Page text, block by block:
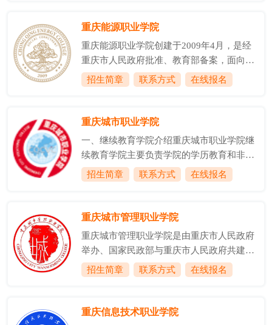
国内知名艺术赛事上斩获殊荣。时任文化部
部长孙家正...
养了一大批实用技能型人才，是重庆市第一
中路81号，占地560余亩，背倚缙云神秀，
远眺歌乐美景，三岔河贯穿而过，依山傍
水，林木葱笼，毗邻重庆师范大学、重庆医
口，交通十分便捷。学院现有23个党群、行
政、教学教...
重庆能源职业学院
重庆能源职业学院创建于2009年4月，是经
重庆市人民政府批准、教育部备案，面向全
国招生的全日制民办普通高校(教育部代码：
14238)。学校具有良好的区位优势和办学条
21.62万平方米，固定资产总值10.13亿元，
月，全日制在校生17236人。专任教师877
人，高级职称教师占25%，双师教师占
65.22%，硕士研究生及以上学历占
有较高的社会美誉度...
招生简章 联系方式 在线报名
重庆城市职业学院
一、继续教育学院介绍重庆城市职业学院继
续教育学院主要负责学院的学历教育和非学
历教育。包括三个培训功能模块：(1)行业专
业技术管理人员培训，具有职业技能鉴定工
次;(2)社会人员再就业培训，主要是面对永
训达1500余人次;(3)自学考试培训，面对本
校学生，开设了9个自考专业的培训，年培
训达850余人次。二、继续教育学院工作职
会培训目标任务;2. 负责制...
招生简章 联系方式 在线报名
重庆城市管理职业学院
重庆城市管理职业学院是由重庆市人民政府
举办、国家民政部与重庆市人民政府共建的
公办全日制普通高等学校，是中国特色高水
平专业群(A档)建设单位、国家示范性骨干高
院校、全国职业教育先进单位、全国普通高
招生简章 联系方式 在线报名
重庆信息技术职业学院